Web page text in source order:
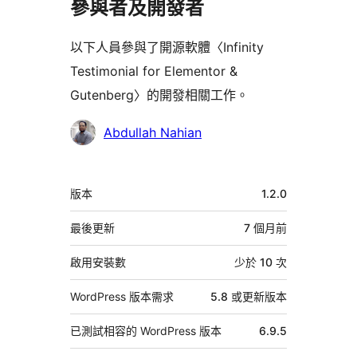
參與者及開發者
以下人員參與了開源軟體〈Infinity
Testimonial for Elementor &
Gutenberg〉的開發相關工作。
參
Abdullah Nahian
中
繼
資
料
版本 1.2.0
最後更新 7 個月前
啟用安裝數 少於 10 次
WordPress 版本需求 5.8 或更新版本
已測試相容的 WordPress 版本 6.9.5